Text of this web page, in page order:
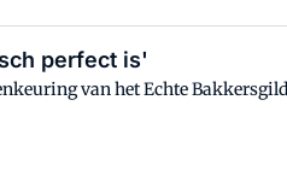
perfect is'
van het Echte